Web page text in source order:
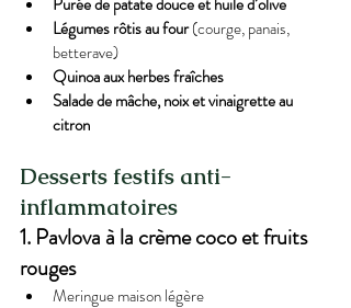
Légumes rôtis au four (courge, panais,
betterave)
Quinoa aux herbes fraîches
Salade de mâche, noix et vinaigrette au
citron
Desserts festifs anti-
inflammatoires
1. Pavlova à la crème coco et fruits
rouges
Meringue maison légère